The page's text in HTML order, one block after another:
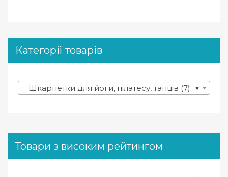
Категорії товарів
×
Шкарпетки для йоги, пілатесу, танців (7)
Товари з високим рейтингом